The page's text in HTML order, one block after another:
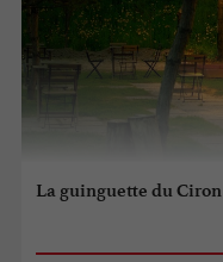
La guinguette du Ciron